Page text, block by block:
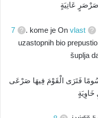
صَرْصَرٍ عَاتِيَةٍ
7 . kome je On vlast
uzastopnih bio
šuplja
فَتَرَى الْقَوْمَ فِيهَا صَرْعَى
خَاوِيَةٍ